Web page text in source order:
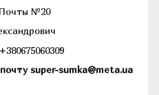
№20
почту super-sumka@meta.ua